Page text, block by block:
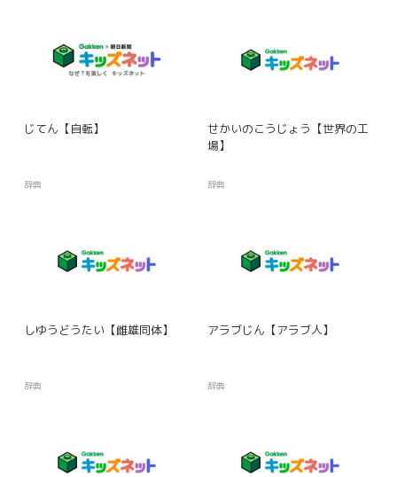
じてん【自転】
辞典
せかいのこうじょう【世界の工
場】
辞典
しゆうどうたい【雌雄同体】
辞典
アラブじん【アラブ人】
辞典